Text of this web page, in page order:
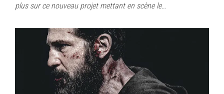
plus sur ce nouveau projet mettant en scène le…